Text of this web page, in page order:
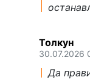
Толкун
30.07.2026
Да